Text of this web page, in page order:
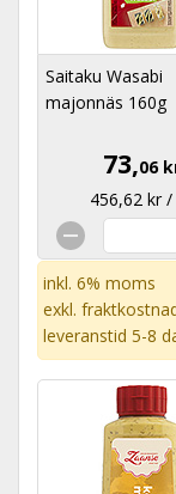
Saitaku Wasabi
majonnäs 160g
73,06
456,62 kr /
inkl. 6% moms
exkl.
leveranstid 5-8